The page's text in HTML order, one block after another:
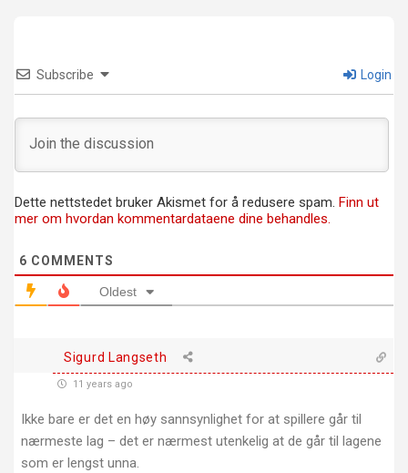
Subscribe Login
Dette nettstedet bruker Akismet for å redusere spam. Finn ut
mer om hvordan kommentardataene dine behandles.
6 COMMENTS
Oldest
Sigurd Langseth
11 years ago
Ikke bare er det en høy sannsynlighet for at spillere går til
nærmeste lag – det er nærmest utenkelig at de går til lagene
som er lengst unna.